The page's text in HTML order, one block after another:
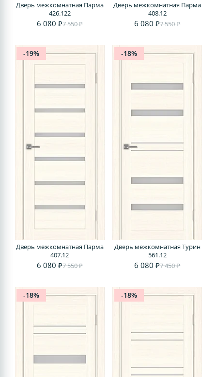
Дверь межкомнатная Парма
426.122
6 080 ₽7 550 ₽
Дверь межкомнатная Парма
408.12
6 080 ₽7 550 ₽
-19%
Дверь межкомнатная Парма
407.12
6 080 ₽7 550 ₽
-18%
Дверь межкомнатная Турин
561.12
6 080 ₽7 450 ₽
-18% -18%